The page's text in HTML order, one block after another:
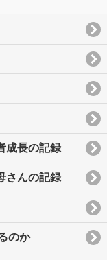
成長の記録
さんの記録
のか